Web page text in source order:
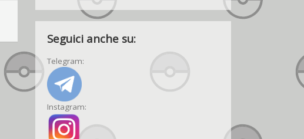
Seguici anche su:
Telegram:
Instagram: